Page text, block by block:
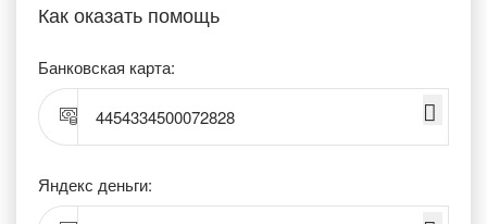
Как оказать помощь
Банковская карта:
4454334500072828
Яндекс деньги: